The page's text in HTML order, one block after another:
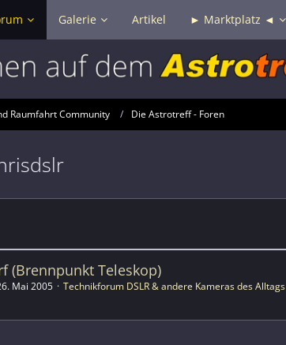
Galerie Artikel ► Marktplatz ◄
Raumfahrt Community Die Astrotreff - Foren
(Brennpunkt Teleskop)
Mai 2005 Technikforum DSLR & andere Kameras des Alltags